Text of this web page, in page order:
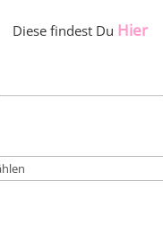
Diese findest Du Hier